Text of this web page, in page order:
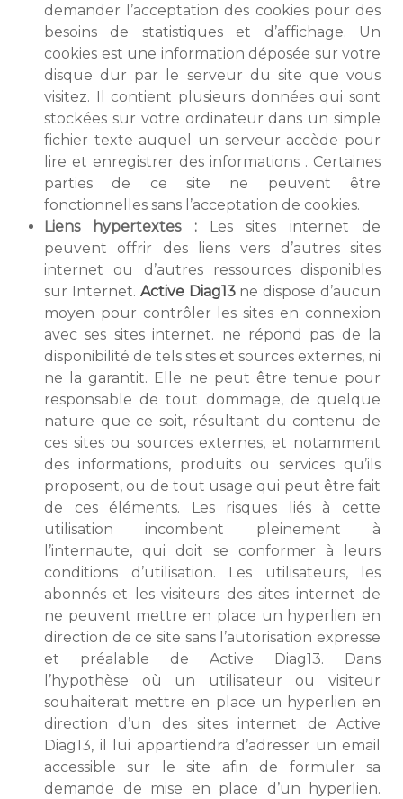
demander l’acceptation des cookies pour des
besoins de statistiques et d’affichage. Un
cookies est une information déposée sur votre
disque dur par le serveur du site que vous
visitez. Il contient plusieurs données qui sont
stockées sur votre ordinateur dans un simple
fichier texte auquel un serveur accède pour
lire et enregistrer des informations . Certaines
parties de ce site ne peuvent être
fonctionnelles sans l’acceptation de cookies.
Liens hypertextes :Les sites internet de
peuvent offrir des liens vers d’autres sites
internet ou d’autres ressources disponibles
sur Internet. Active Diag13ne dispose d’aucun
moyen pour contrôler les sites en connexion
avec ses sites internet. ne répond pas de la
disponibilité de tels sites et sources externes, ni
ne la garantit. Elle ne peut être tenue pour
responsable de tout dommage, de quelque
nature que ce soit, résultant du contenu de
ces sites ou sources externes, et notamment
des informations, produits ou services qu’ils
proposent, ou de tout usage qui peut être fait
de ces éléments. Les risques liés à cette
utilisation incombent pleinement à
l’internaute, qui doit se conformer à leurs
conditions d’utilisation. Les utilisateurs, les
abonnés et les visiteurs des sites internet de
ne peuvent mettre en place un hyperlien en
direction de ce site sans l’autorisation expresse
et préalable de Active Diag13. Dans
l’hypothèse où un utilisateur ou visiteur
souhaiterait mettre en place un hyperlien en
direction d’un des sites internet de Active
Diag13, il lui appartiendra d’adresser un email
accessible sur le site afin de formuler sa
demande de mise en place d’un hyperlien.